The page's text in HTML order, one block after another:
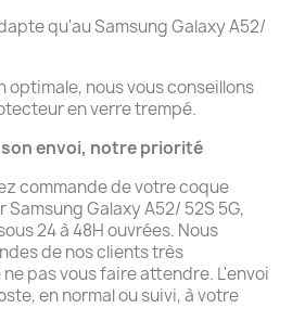
qu'au Samsung Galaxy A52/
optimale, nous vous conseillons
en verre trempé.
envoi, notre priorité
commande de votre coque
Galaxy A52/ 52S 5G,
24 à 48H ouvrées. Nous
de nos clients très
pas vous faire attendre. L'envoi
en normal ou suivi, à votre